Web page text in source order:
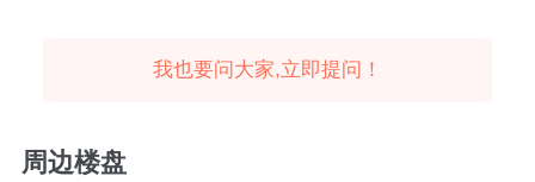
我也要问大家,立即提问！
周边楼盘